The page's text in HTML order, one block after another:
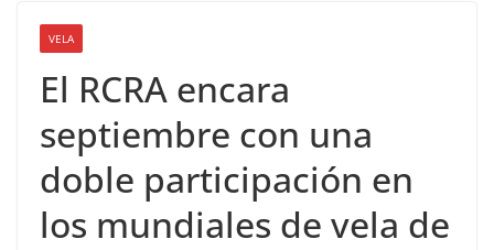
VELA
El RCRA encara
septiembre con una
doble participación en
los mundiales de vela de